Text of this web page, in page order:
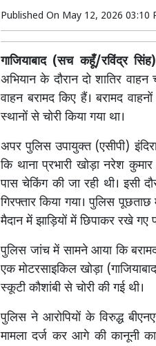
Published On May 12, 2026 03:10
गाजियाबाद (सच कहूँ/रविंद्र
अभियान के दौरान दो शातिर
वाहन बरामद किए हैं। बरामद
स्थानों से चोरी किया गया था।
अपर पुलिस उपायुक्त (एसीपी)
कि थाना प्रभारी खोड़ा नरेश
पास चेकिंग की जा रही थी। इसी
गिरफ्तार किया गया। पुलिस
मैदान में झाड़ियों में छिपाकर रखे गए
पुलिस जांच में सामने आया कि
एक मोटरसाइकिल खोड़ा
स्कूटी कौशांबी से चोरी की गई थी।
पुलिस ने आरोपियों के विरुद्ध
मामला दर्ज कर आगे की कानूनी